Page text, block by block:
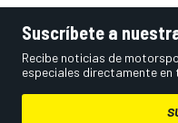
Suscríbete a
Recibe noticias de
especiales directamente